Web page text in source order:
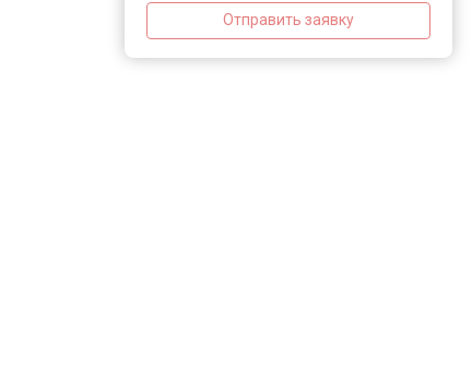
Отправить заявку